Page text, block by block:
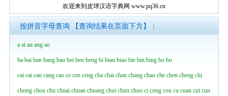
欢迎来到皮球汉语字典网 www.pq36.cn
按拼音字母查询 【查询结果在页面下方】：
a ai an ang ao
ba bai ban bang bao bei ben beng bi bian biao bie bin bing bo bu
cai cai can cang cao ce cen ceng cha chai chan chang chao che chen cheng chi
chong chou chu chuai chuan chuang chui chun chuo ci cong cou cu cuan cui cun